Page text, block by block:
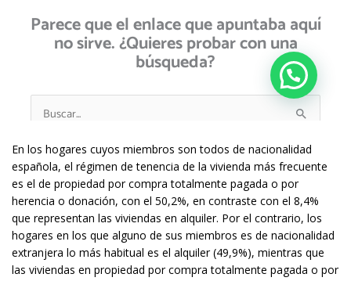
En los hogares cuyos miembros son todos de nacionalidad
española, el régimen de tenencia de la vivienda más frecuente
es el de propiedad por compra totalmente pagada o por
herencia o donación, con el 50,2%, en contraste con el 8,4%
que representan las viviendas en alquiler. Por el contrario, los
hogares en los que alguno de sus miembros es de nacionalidad
extranjera lo más habitual es el alquiler (49,9%), mientras que
las viviendas en propiedad por compra totalmente pagada o por